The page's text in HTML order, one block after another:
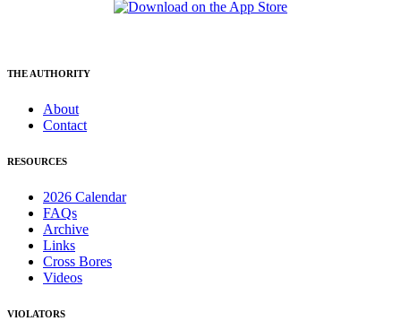
THE AUTHORITY
About
Contact
RESOURCES
2026 Calendar
FAQs
Archive
Links
Cross Bores
Videos
VIOLATORS